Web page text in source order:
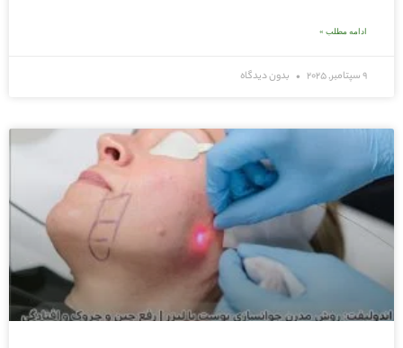
ادامه مطلب »
9 سپتامبر, 2025 بدون دیدگاه